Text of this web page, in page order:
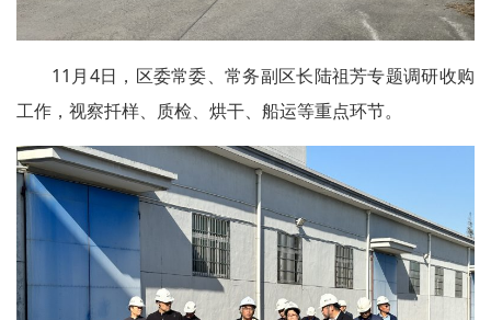
11月4日，区委常委、常务副区长陆祖芳专题调研收购
工作，视察扦样、质检、烘干、船运等重点环节。